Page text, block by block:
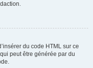
du code HTML sur ce
peut être générée par du